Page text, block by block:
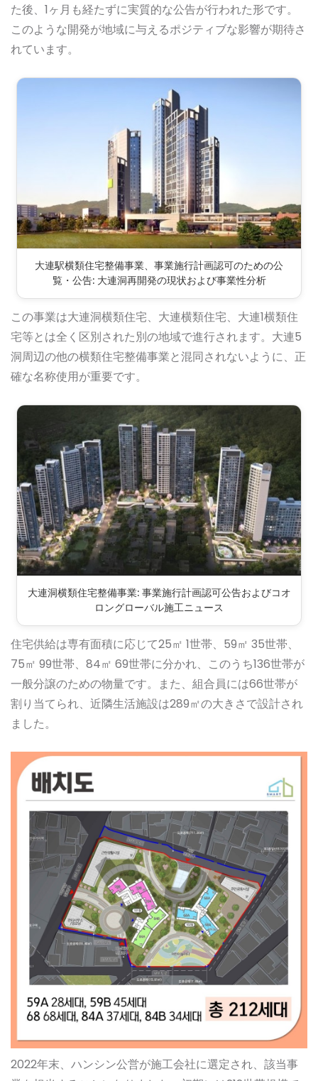
た後、1ヶ月も経たずに実質的な公告が行われた形です。
このような開発が地域に与えるポジティブな影響が期待さ
れています。
大連駅横類住宅整備事業、事業施行計画認可のための公
覧・公告: 大連洞再開発の現状および事業性分析
この事業は大連洞横類住宅、大連横類住宅、大連1横類住
宅等とは全く区別された別の地域で進行されます。大連5
洞周辺の他の横類住宅整備事業と混同されないように、正
確な名称使用が重要です。
大連洞横類住宅整備事業: 事業施行計画認可公告およびコオ
ロングローバル施工ニュース
住宅供給は専有面積に応じて25㎡ 1世帯、59㎡ 35世帯、
75㎡ 99世帯、84㎡ 69世帯に分かれ、このうち136世帯が
一般分譲のための物量です。また、組合員には66世帯が
割り当てられ、近隣生活施設は289㎡の大きさで設計され
ました。
2022年末、ハンシン公営が施工会社に選定され、該当事